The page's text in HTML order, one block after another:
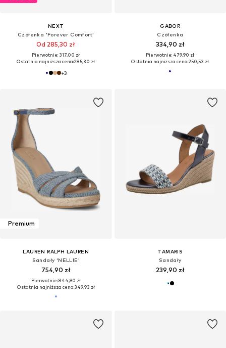
NEXT
Czółenka 'Forever Comfort'
Od 285,30 zł
Pierwotnie: 317,00 zł
Ostatnia najniższa cena:285,30 zł
+3
GABOR
Czółenka
334,90 zł
Pierwotnie: 479,90 zł
Ostatnia najniższa cena:250,53 zł
Premium
LAUREN RALPH LAUREN
Sandały 'NELLIE'
754,90 zł
Pierwotnie: 844,90 zł
Ostatnia najniższa cena:349,93 zł
TAMARIS
Sandały
239,90 zł